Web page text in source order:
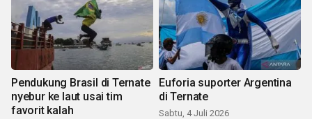
Pendukung Brasil di Ternate
nyebur ke laut usai tim
favorit kalah
Euforia suporter Argentina
di Ternate
Sabtu, 4 Juli 2026